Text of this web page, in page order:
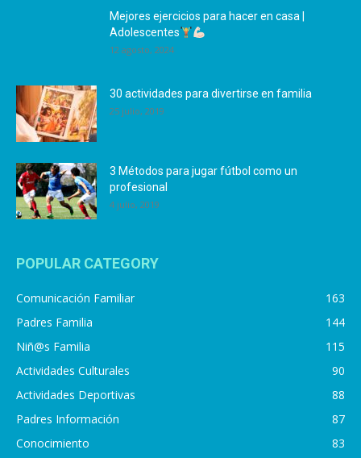
Mejores ejercicios para hacer en casa |
Adolescentes
12 agosto, 2024
30 actividades para divertirse en familia
25 julio, 2019
3 Métodos para jugar fútbol como un
profesional
4 julio, 2019
POPULAR CATEGORY
Comunicación Familiar
163
Padres Familia
144
Niñ@s Familia
115
Actividades Culturales
90
Actividades Deportivas
88
Padres Información
87
Conocimiento
83